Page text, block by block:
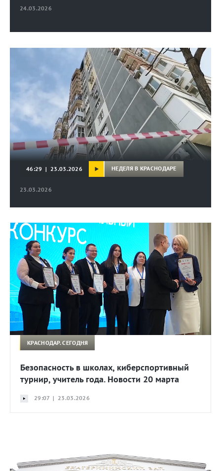
24.03.2026
23.03.2026
46:29 | 23.03.2026 НЕДЕЛЯ В КРАСНОДАРЕ
КРАСНОДАР. СЕГОДНЯ
Безопасность в школах, киберспортивный
турнир, учитель года. Новости 20 марта
29:07 | 23.03.2026